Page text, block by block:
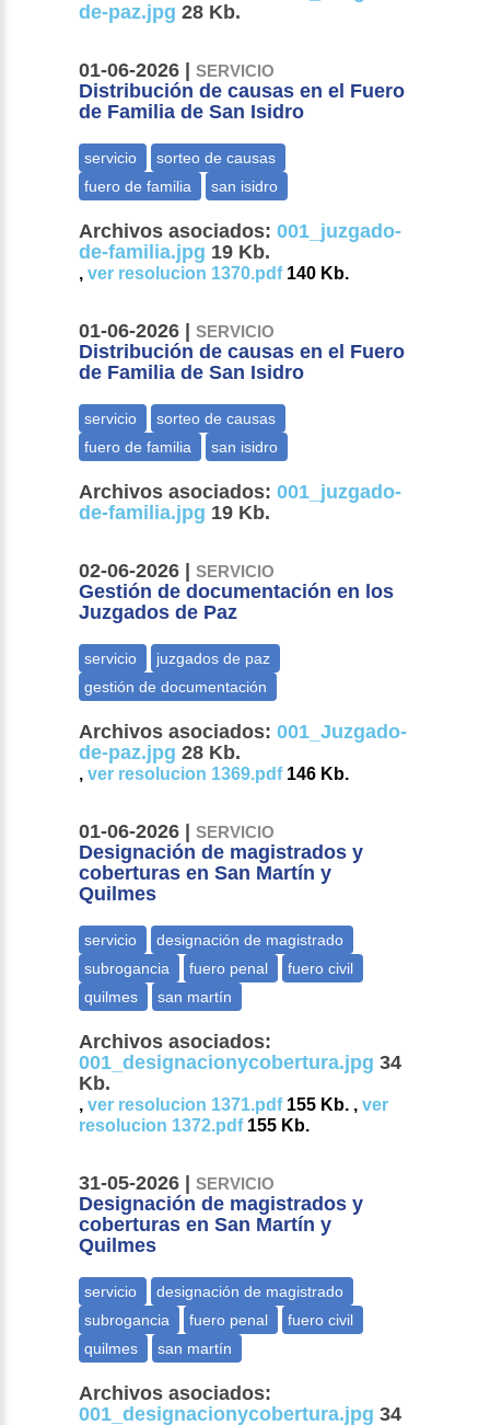
de-paz.jpg 28 Kb.
01-06-2026 |SERVICIO
Distribución de causas en el Fuero
de Familia de San Isidro
Archivos asociados: 001_juzgado-
de-familia.jpg 19 Kb.
,ver resolucion 1370.pdf140 Kb.
01-06-2026 |SERVICIO
Distribución de causas en el Fuero
de Familia de San Isidro
Archivos asociados: 001_juzgado-
de-familia.jpg 19 Kb.
02-06-2026 |SERVICIO
Gestión de documentación en los
Juzgados de Paz
Archivos asociados: 001_Juzgado-
de-paz.jpg 28 Kb.
,ver resolucion 1369.pdf146 Kb.
01-06-2026 |SERVICIO
Designación de magistrados y
coberturas en San Martín y
Quilmes
Archivos asociados:
001_designacionycobertura.jpg 34
Kb.
,ver resolucion 1371.pdf155 Kb. ,ver
resolucion 1372.pdf155 Kb.
31-05-2026 |SERVICIO
Designación de magistrados y
coberturas en San Martín y
Quilmes
Archivos asociados:
001_designacionycobertura.jpg 34